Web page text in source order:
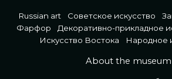
Russian art Советское искусство
Фарфор
Декоративно-прикладное
Искусство Востока
Народное
About the museum